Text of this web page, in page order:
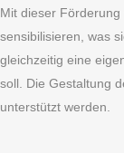
Mit dieser
sensibilisieren, was
gleichzeitig eine
soll. Die Gestaltung
unterstützt werden.